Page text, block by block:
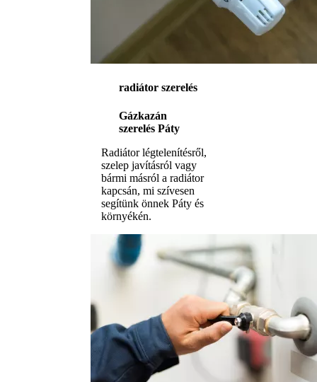
radiátor szerelés
Gázkazán
szerelés Páty
Radiátor légtelenítésről,
szelep javításról vagy
bármi másról a radiátor
kapcsán, mi szívesen
segítünk önnek Páty és
környékén.